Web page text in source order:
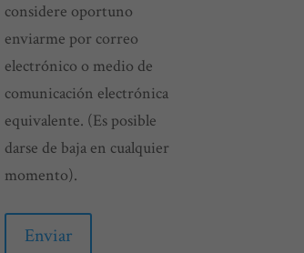
considere oportuno
enviarme por correo
electrónico o medio de
comunicación electrónica
equivalente. (Es posible
darse de baja en cualquier
momento).